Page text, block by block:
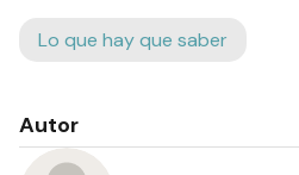
Lo que hay que saber
Autor